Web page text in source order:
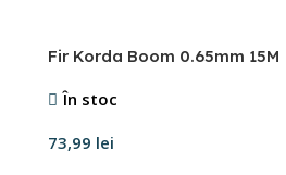
Fir Korda Boom 0.65mm 15M
În stoc
73,99 lei